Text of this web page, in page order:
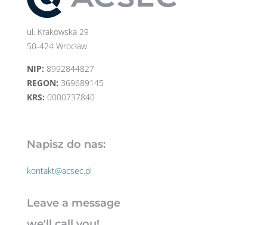
ul. Krakowska 29
50-424 Wrocław
NIP: 8992844827
REGON: 369689145
KRS: 0000737840
Napisz do nas:
kontakt@acsec.pl
Leave a message